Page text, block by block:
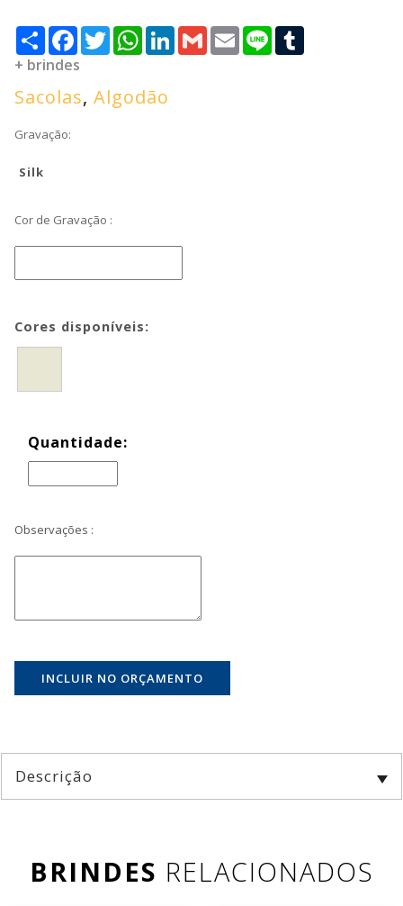
Compartilhar
Facebook
TwitterWhatsApp
LinkedIn
GmailEmailLine
+ brindes
Sacolas, Algodão
Gravação:
Silk
Cor de Gravação :
Cores disponíveis:
Quantidade:
Observações :
Descrição
BRINDES RELACIONADOS